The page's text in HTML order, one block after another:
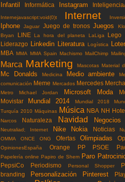
Infantil Informática Instagram
Internejavascript:void(0)t Internet
Iphone Jaguar Juego de tronos Juegos
Bryan
LINE La hora del planeta LaLiga Lego
Liderazgo Linkedin Literatura Logística
MBA MMA MMA Spain Machismo MailChimp
Marca Marketing Mascotas Material
Mc Donalds Medicina Medio ambiente
comunicación Meme Mercados Mercedes
Metro Michael Jordan Microsoft Moda
Movistar
Mundial 2014 Mundial 2018
Turquía 2010 Máquinas Música NBA NH
Narcos Naturaleza Navidad Negocios
Neutraliad; Internet Nike Nokia Noticias
OMMA
ONCE ONG Ofertas Olimpiadas
OpinionesEspaña Orange PP PSOE
Papelería online Papiro de Shem Paro
PepsiCo Periodismo Personal Shopper
branding
Personalización Pinterest